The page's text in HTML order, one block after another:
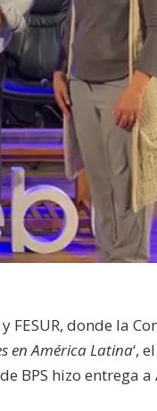
donde la
en América Latina‘, el
BPS hizo entrega a